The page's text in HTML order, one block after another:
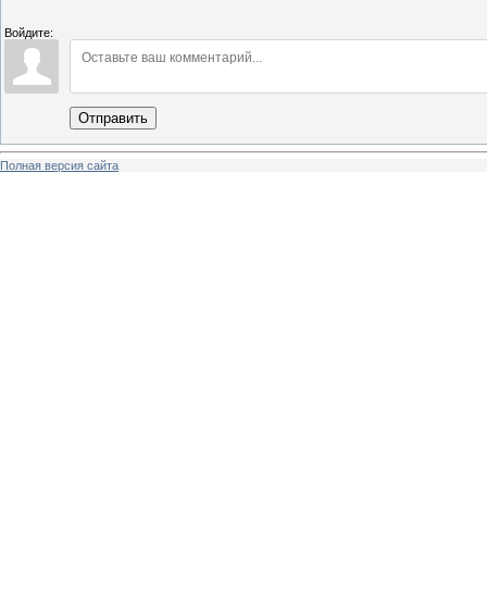
Войдите:
Отправить
Полная версия сайта